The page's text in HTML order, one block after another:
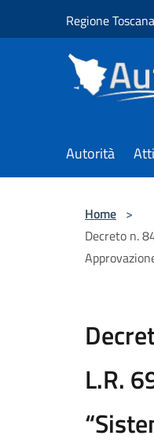
Regione Toscana
Autorità
Home >
Decreto n.
L.R.